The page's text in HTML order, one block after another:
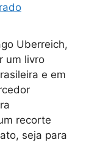
Uberreich,
um livro
e em
recorte
seja para